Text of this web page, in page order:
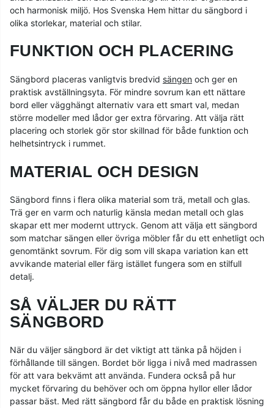
och harmonisk miljö. Hos Svenska Hem hittar du sängbord i
olika storlekar, material och stilar.
FUNKTION OCH PLACERING
Sängbord placeras vanligtvis bredvid sängen och ger en
praktisk avställningsyta. För mindre sovrum kan ett nättare
bord eller vägghängt alternativ vara ett smart val, medan
större modeller med lådor ger extra förvaring. Att välja rätt
placering och storlek gör stor skillnad för både funktion och
helhetsintryck i rummet.
MATERIAL OCH DESIGN
Sängbord finns i flera olika material som trä, metall och glas.
Trä ger en varm och naturlig känsla medan metall och glas
skapar ett mer modernt uttryck. Genom att välja ett sängbord
som matchar sängen eller övriga möbler får du ett enhetligt och
genomtänkt sovrum. För dig som vill skapa variation kan ett
avvikande material eller färg istället fungera som en stilfull
detalj.
SÅ VÄLJER DU RÄTT
SÄNGBORD
När du väljer sängbord är det viktigt att tänka på höjden i
förhållande till sängen. Bordet bör ligga i nivå med madrassen
för att vara bekvämt att använda. Fundera också på hur
mycket förvaring du behöver och om öppna hyllor eller lådor
passar bäst. Med rätt sängbord får du både en praktisk lösning